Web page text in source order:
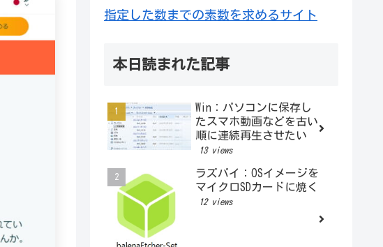
指定した数までの素数を求めるサイト
本日読まれた記事
Win：パソコンに保存し
たスマホ動画などを古い
順に連続再生させたい
13 views
ラズパイ：OSイメージを
マイクロSDカードに焼く
12 views